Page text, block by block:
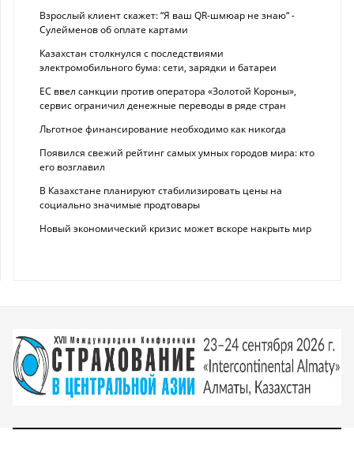
Взрослый клиент скажет: “Я ваш QR-шмюар не знаю“ -
Сулейменов об оплате картами
Казахстан столкнулся с последствиями
электромобильного бума: сети, зарядки и батареи
ЕС ввел санкции против оператора «Золотой Короны»,
сервис ограничил денежные переводы в ряде стран
Льготное финансирование необходимо как никогда
Появился свежий рейтинг самых умных городов мира: кто
его возглавил
В Казахстане планируют стабилизировать цены на
социально значимые продтовары
Новый экономический кризис может вскоре накрыть мир